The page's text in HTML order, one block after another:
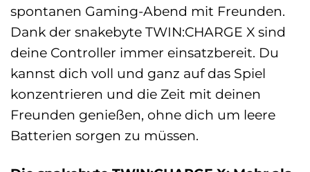
spontanen Gaming-Abend mit Freunden.
Dank der snakebyte TWIN:CHARGE X sind
deine Controller immer einsatzbereit. Du
kannst dich voll und ganz auf das Spiel
konzentrieren und die Zeit mit deinen
Freunden genießen, ohne dich um leere
Batterien sorgen zu müssen.